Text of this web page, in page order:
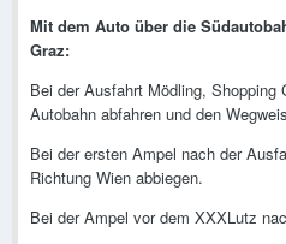
Mit dem Auto über die
Graz:
Bei der Ausfahrt Mödling,
Autobahn abfahren und den
Bei der ersten Ampel nach der
Richtung Wien abbiegen.
Bei der Ampel vor dem XXXLutz